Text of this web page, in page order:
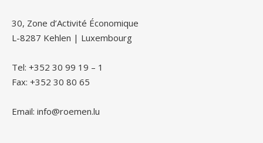
30, Zone d’Activité Économique
L-8287 Kehlen | Luxembourg
Tel: +352 30 99 19 – 1
Fax: +352 30 80 65
Email: info@roemen.lu